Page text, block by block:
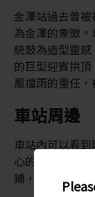
金澤站過去曾
為金澤的象徵
統鼓為造型靈
的巨型迎賓拱
風擋雨的重任
車站周邊
車站內可以看
心的店鋪林立
鋪，還有現代的